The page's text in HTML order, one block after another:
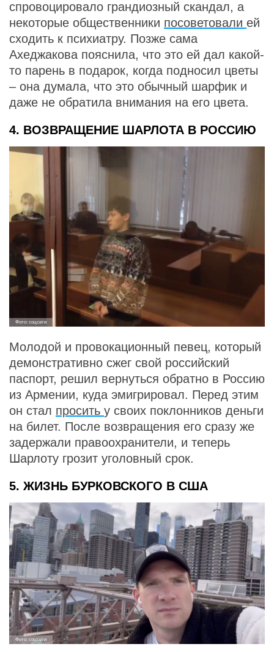
спровоцировало грандиозный скандал, а
некоторые общественники посоветовали ей
сходить к психиатру. Позже сама
Ахеджакова пояснила, что это ей дал какой-
то парень в подарок, когда подносил цветы
– она думала, что это обычный шарфик и
даже не обратила внимания на его цвета.
4. ВОЗВРАЩЕНИЕ ШАРЛОТА В РОССИЮ
Фото: соцсети
Молодой и провокационный певец, который
демонстративно сжег свой российский
паспорт, решил вернуться обратно в Россию
из Армении, куда эмигрировал. Перед этим
он стал просить у своих поклонников деньги
на билет. После возвращения его сразу же
задержали правоохранители, и теперь
Шарлоту грозит уголовный срок.
5. ЖИЗНЬ БУРКОВСКОГО В США
Фото: соцсети